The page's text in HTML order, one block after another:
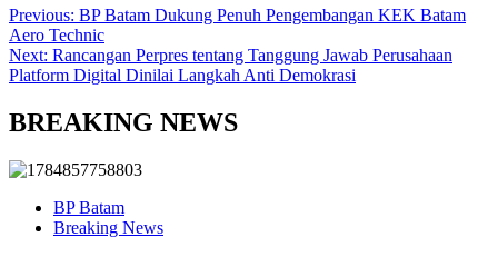
Previous: BP Batam Dukung Penuh Pengembangan KEK Batam
Aero Technic
Next: Rancangan Perpres tentang Tanggung Jawab Perusahaan
Platform Digital Dinilai Langkah Anti Demokrasi
BREAKING NEWS
BP Batam
Breaking News